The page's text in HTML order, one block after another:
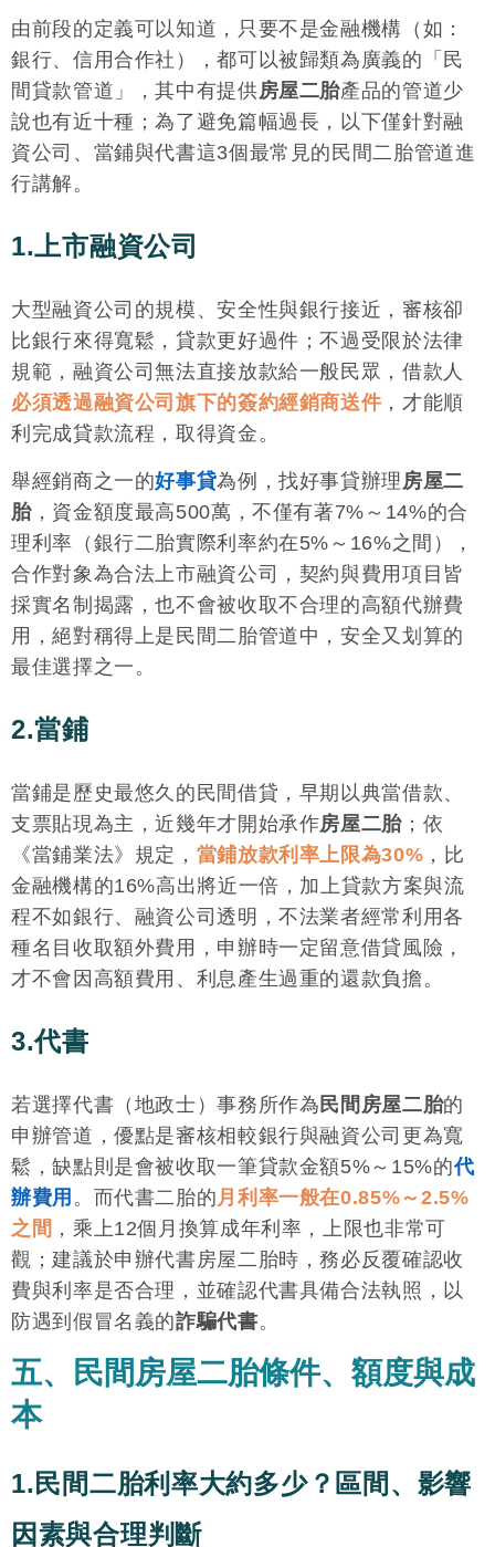
由前段的定義可以知道，只要不是金融機構（如：
銀行、信用合作社），都可以被歸類為廣義的「民
間貸款管道」，其中有提供房屋二胎產品的管道少
說也有近十種；為了避免篇幅過長，以下僅針對融
資公司、當鋪與代書這3個最常見的民間二胎管道進
行講解。
1.上市融資公司
大型融資公司的規模、安全性與銀行接近，審核卻
比銀行來得寬鬆，貸款更好過件；不過受限於法律
規範，融資公司無法直接放款給一般民眾，借款人
必須透過融資公司旗下的簽約經銷商送件，才能順
利完成貸款流程，取得資金。
舉經銷商之一的好事貸為例，找好事貸辦理 房屋二
胎，資金額度最高500萬，不僅有著7%～14%的合
理利率（銀行二胎實際利率約在5%～16%之間），
合作對象為合法上市融資公司，契約與費用項目皆
採實名制揭露，也不會被收取不合理的高額代辦費
用，絕對稱得上是民間二胎管道中，安全又划算的
最佳選擇之一。
2.當鋪
當鋪是歷史最悠久的民間借貸，早期以典當借款、
支票貼現為主，近幾年才開始承作房屋二胎；依
《當鋪業法》規定， 當鋪放款利率上限為30% ，比
金融機構的16%高出將近一倍，加上貸款方案與流
程不如銀行、融資公司透明，不法業者經常利用各
種名目收取額外費用，申辦時一定留意借貸風險，
才不會因高額費用、利息產生過重的還款負擔。
3.代書
若選擇代書（地政士）事務所作為 民間房屋二胎的
申辦管道，優點是審核相較銀行與融資公司更為寬
鬆，缺點則是會被收取一筆貸款金額5%～15%的代
辦費用 。而代書二胎的 月利率一般在0.85%～2.5%
之間 ，乘上12個月換算成年利率，上限也非常可
觀；建議於申辦代書房屋二胎時，務必反覆確認收
費與利率是否合理，並確認代書具備合法執照，以
防遇到假冒名義的詐騙代書。
五、民間房屋二胎條件、額度與成
本
1.民間二胎利率大約多少？區間、影響
因素與合理判斷